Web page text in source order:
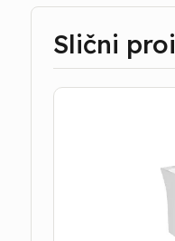
Slični
Lavabo